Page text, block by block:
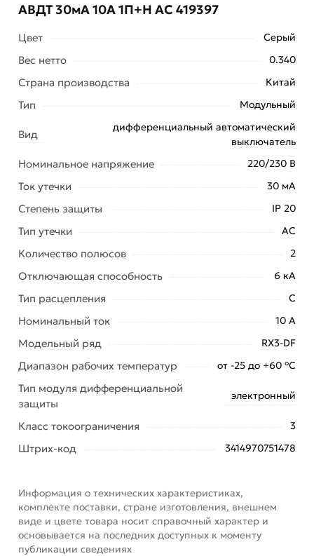
Условия доставки и цены на товар
10А 1П+Н AC 419397 из категории
Однофазные
дифференциальные автоматыдействительны в
Москве и области.
Наши профессиональные менеджеры обработают
заказ и свяжутся с Вами для согласования условий
онлайн заказа рекомендуем ознакомиться с
описанием, характеристиками и отзывами.
Данний товар от производителя
соответствует всем стандартам качества. Возврат
купленного товарa в течение 7 дней (наличие чека
обязательно).
АВДТ 30мА 10А 1П+Н AC 419397
Цвет Серый
Вес нетто 0.340
Страна производства Китай
Тип Модульный
Вид
дифференциальный автоматический
выключатель
Номинальное напряжение 220/230 В
Ток утечки 30 мА
Степень защиты IP 20
Тип утечки АС
Количество полюсов 2
Отключающая способность 6 кА
Тип расцепления C
Номинальный ток 10 А
Модельный ряд RX3-DF
Диапазон рабочих температур от -25 до +60 °С
Тип модуля дифференциальной
защиты
электронный
Класс токоограничения 3
Штрих-код 3414970751478
Информация о технических характеристиках,
комплекте поставки, стране изготовления, внешнем
виде и цвете товара носит справочный характер и
основывается на последних доступных к моменту
публикации сведениях